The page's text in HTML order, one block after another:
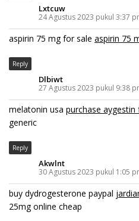
Lxtcuw
24 Agustus 2023 pukul 3:37
aspirin 75 mg for sale aspirin 75
Reply
Dlbiwt
27 Agustus 2023 pukul 9:38
melatonin usa purchase aygestin
generic
Reply
Akwlnt
30 Agustus 2023 pukul 1:05
buy dydrogesterone paypal
25mg online cheap